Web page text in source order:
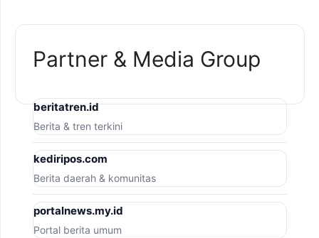
Partner & Media Group
beritatren.id
Berita & tren terkini
kediripos.com
Berita daerah & komunitas
portalnews.my.id
Portal berita umum